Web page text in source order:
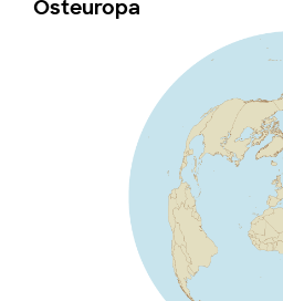
Osteuropa